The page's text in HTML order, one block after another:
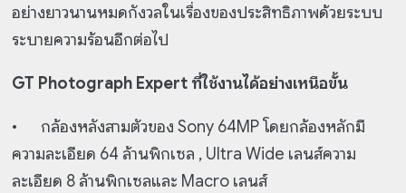
อย่างยาวนานหมดกังวลในเรื่องของประสิทธิภาพด้วยระบบ
ระบายความร้อนอีกต่อไป
GT Photograph Expert ที่ใช้งานได้อย่างเหนือขั้น
•
กล้องหลังสามตัวของ Sony 64MP โดยกล้องหลักมี
ความละเอียด 64 ล้านพิกเซล , Ultra Wide เลนส์ความ
ละเอียด 8 ล้านพิกเซลและ Macro เลนส์